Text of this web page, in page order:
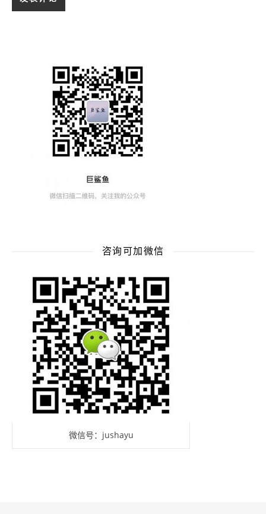
咨询可加微信
微信号：jushayu